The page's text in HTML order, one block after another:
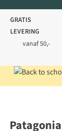
GRATIS
LEVERING
vanaf 50,-
Patagonia